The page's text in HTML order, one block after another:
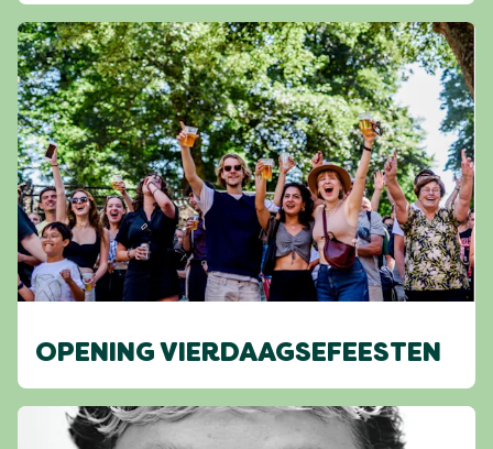
OPENING VIERDAAGSEFEESTEN